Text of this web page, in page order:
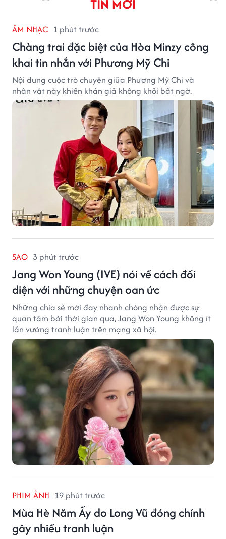
TIN MỚI
ÂM NHẠC 1 phút trước
Chàng trai đặc biệt của Hòa Minzy công
khai tin nhắn với Phương Mỹ Chi
Nội dung cuộc trò chuyện giữa Phương Mỹ Chi và
nhân vật này khiến khán giả không khỏi bất ngờ.
SAO 3 phút trước
Jang Won Young (IVE) nói về cách đối
diện với những chuyện oan ức
Những chia sẻ mới đay nhanh chóng nhận được sự
quan tâm bởi thời gian qua, Jang Won Young không ít
lần vướng tranh luận trên mạng xã hội.
PHIM ẢNH 19 phút trước
Mùa Hè Năm Ấy do Long Vũ đóng chính
gây nhiều tranh luận